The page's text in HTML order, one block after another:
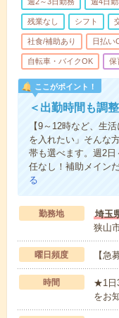
残業なし シフト
社食/補助あり 日払い
自転車・バイクOK 保
ここがポイント！
＜出勤時間も調
【9～12時など、生
を入れたい」そんな
帯も選べます。週2
任なし！補助メイン
る
勤務地
埼玉
狭山
曜日頻度 【急
時間
★1日
をお